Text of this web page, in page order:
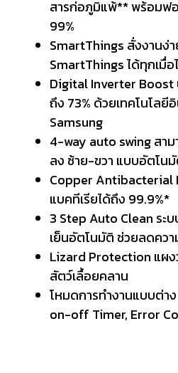
สารก่อภูมิแพ้** พร้อมฟ
99%
SmartThings สั่งงานง่
SmartThings ได้ทุกเมื่อ
Digital Inverter Boost
ถึง 73% ด้วยเทคโนโลยี
Samsung
4-way auto swing สา
ลง ซ้าย-ขวา แบบอัตโน
Copper Antibacterial
แบคทีเรียได้ถึง 99.9%*
3 Step Auto Clean ระ
เย็นอัตโนมัติ ช่วยลดคว
Lizard Protection แผ
สัตว์เลื้อยคลาน
โหมดการทำงานแบบต่า
on-off Timer, Error